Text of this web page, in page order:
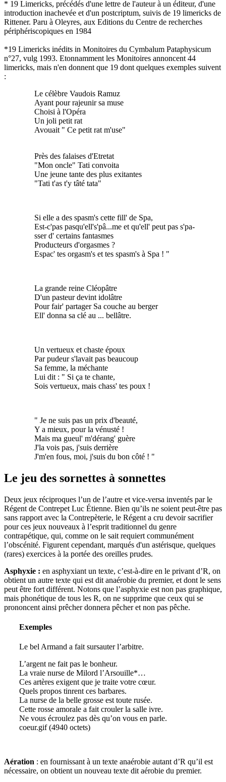
* 19 Limericks, précédés d'une lettre de l'auteur à un éditeur, d'une
introduction inachevée et d'un postcriptum, suivis de 19 limericks de
Rittener. Paru à Oleyres, aux Editions du Centre de recherches
périphériscopiques en 1984
*19 Limericks inédits in Monitoires du Cymbalum Pataphysicum
n°27, vulg 1993. Etonnamment les Monitoires annoncent 44
limericks, mais n'en donnent que 19 dont quelques exemples suivent
:
Le célèbre Vaudois Ramuz
Ayant pour rajeunir sa muse
Choisi à l'Opéra
Un joli petit rat
Avouait " Ce petit rat m'use"
Près des falaises d'Etretat
"Mon oncle" Tati convoita
Une jeune tante des plus exitantes
"Tati t'as t'y tâté tata"
Si elle a des spasm's cette fill' de Spa,
Est-c'pas pasqu'ell's'pâ...me et qu'ell' peut pas s'pa-
sser d' certains fantasmes
Producteurs d'orgasmes ?
Espac' tes orgasm's et tes spasm's à Spa ! "
La grande reine Cléopâtre
D'un pasteur devint idolâtre
Pour fair' partager Sa couche au berger
Ell' donna sa clé au ... bellâtre.
Un vertueux et chaste époux
Par pudeur s'lavait pas beaucoup
Sa femme, la méchante
Lui dit : " Si ça te chante,
Sois vertueux, mais chass' tes poux !
" Je ne suis pas un prix d'beauté,
Y a mieux, pour la vénusté !
Mais ma gueul' m'dérang' guère
J'la vois pas, j'suis derrière
J'm'en fous, moi, j'suis du bon côté ! "
Le jeu des sornettes à sonnettes
Deux jeux réciproques l’un de l’autre et vice-versa inventés par le
Régent de Contrepet Luc Étienne. Bien qu’ils ne soient peut-être pas
sans rapport avec la Contrepèterie, le Régent a cru devoir sacrifier
pour ces jeux nouveaux à l’esprit traditionnel du genre
contrapétique, qui, comme on le sait requiert communément
l’obscénité. Figurent cependant, marqués d'un astérisque, quelques
(rares) exercices à la portée des oreilles prudes.
Asphyxie : en asphyxiant un texte, c’est-à-dire en le privant d’R, on
obtient un autre texte qui est dit anaérobie du premier, et dont le sens
peut être fort différent. Notons que l’asphyxie est non pas graphique,
mais phonétique de tous les R, on ne supprime que ceux qui se
prononcent ainsi prêcher donnera pêcher et non pas pêche.
Exemples
Le bel Armand a fait sursauter l’arbitre.
L’argent ne fait pas le bonheur.
La vraie nurse de Milord l’Arsouille*…
Ces artères exigent que je traite votre cœur.
Quels propos tinrent ces barbares.
La nurse de la belle grosse est toute rusée.
Cette rosse amorale a fait crouler la salle ivre.
Ne vous écroulez pas dès qu’on vous en parle.
coeur.gif (4940 octets)
Aération : en fournissant à un texte anaérobie autant d’R qu’il est
nécessaire, on obtient un nouveau texte dit aérobie du premier.